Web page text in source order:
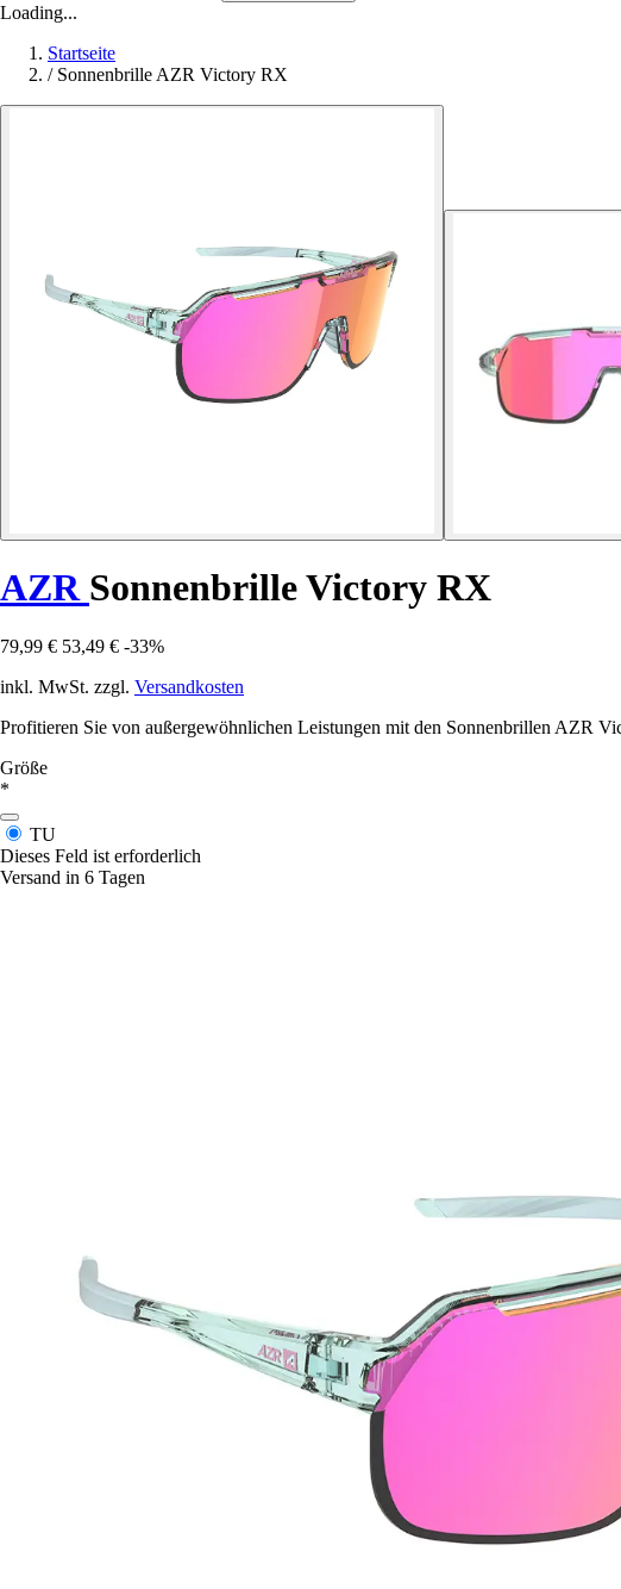
Loading...
Startseite
/ Sonnenbrille AZR Victory RX
AZR Sonnenbrille Victory RX
79,99 € 53,49 € -33%
inkl. MwSt. zzgl. Versandkosten
Profitieren Sie von außergewöhnlichen Leistungen mit den Sonnenbrillen AZR
Größe
*
TU
Dieses Feld ist erforderlich
Versand in 6 Tagen